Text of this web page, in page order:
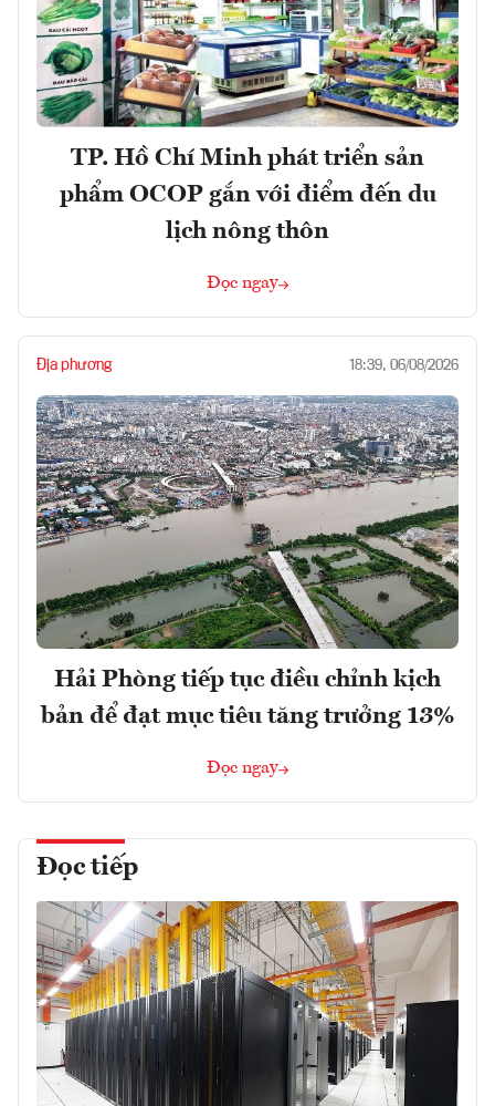
TP. Hồ Chí Minh phát triển sản
phẩm OCOP gắn với điểm đến du
lịch nông thôn
Đọc ngay
Địa phương 18:39, 06/08/2026
Hải Phòng tiếp tục điều chỉnh kịch
bản để đạt mục tiêu tăng trưởng 13%
Đọc ngay
Đọc tiếp